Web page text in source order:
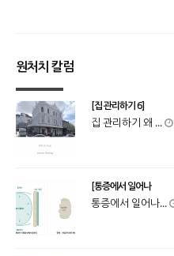
원처치 칼럼
[집 관리하기 6]
집 관리하기 왜 ...
[통증에서 일어나
통증에서 일어나...